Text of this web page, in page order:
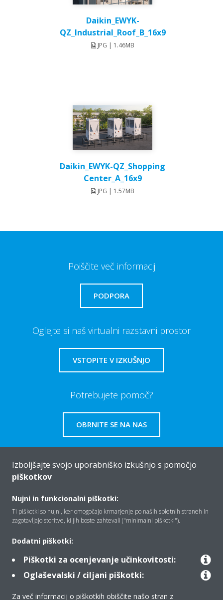
Daikin_EWYK-
QZ_Industrial_Roof_B_16x9
JPG | 1.46MB
Daikin_EWYK-QZ_Shopping
Center_A_16x9
JPG | 1.57MB
Poiščite več informacij
PODPORA
Oglejte si naš virtualni razstavni prostor
VSTOPITE V IZKUŠNJO
Potrebujete pomoč?
OBRNITE SE NA NAS
Vizitka
Rešitve
Kontakt
Izdelki
Izboljšajte svojo uporabniško izkušnjo s pomočjo
piškotkov
Nujni in funkcionalni piškotki:
Ti piškotki so nujni, ker omogočajo krmarjenje po naših spletnih straneh in
zagotavljajo storitve, ki jih boste zahtevali ("minimalni piškotki").
Dodatni piškotki:
Piškotki za ocenjevanje učinkovitosti:
Oglaševalski / ciljani piškotki:
Za več informacij o piškotkih obiščite našo stran z